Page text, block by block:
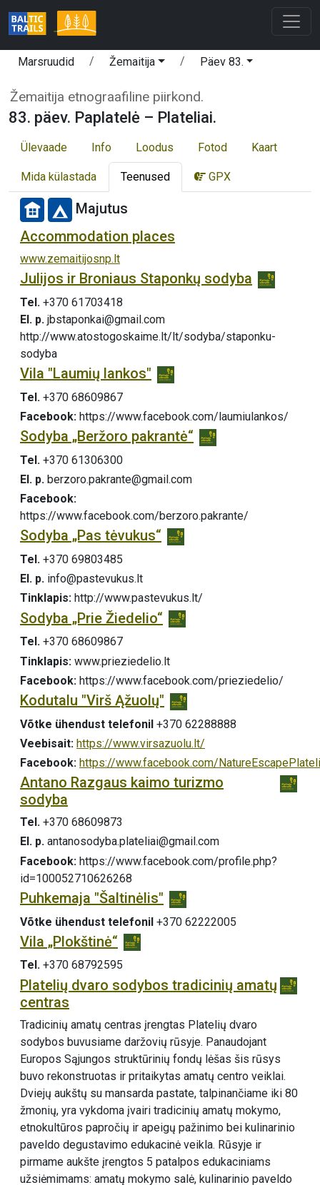
Marsruudid Žemaitija Päev 83.
Žemaitija etnograafiline piirkond.
83. päev. Paplatelė – Plateliai.
Ülevaade Info Loodus Fotod Kaart
Mida külastada Teenused GPX
Majutus
Accommodation places
www.zemaitijosnp.lt
Julijos ir Broniaus Staponkų sodyba
Tel. +370 61703418
El. p. jbstaponkai@gmail.com
http://www.atostogoskaime.lt/lt/sodyba/staponku-
sodyba
Vila "Laumių lankos"
Tel. +370 68609867
Facebook: https://www.facebook.com/laumiulankos/
Sodyba „Beržoro pakrantė“
Tel. +370 61306300
El. p. berzoro.pakrante@gmail.com
Facebook:
https://www.facebook.com/berzoro.pakrante/
Sodyba „Pas tėvukus“
Tel. +370 69803485
El. p. info@pastevukus.lt
Tinklapis: http://www.pastevukus.lt/
Sodyba „Prie Žiedelio“
Tel. +370 68609867
Tinklapis: www.prieziedelio.lt
Facebook: https://www.facebook.com/prieziedelio/
Kodutalu "Virš Ąžuolų"
Võtke ühendust telefonil +370 62288888
Veebisait: https://www.virsazuolu.lt/
Facebook: https://www.facebook.com/
Antano Razgaus kaimo turizmo
sodyba
Tel. +370 68609873
El. p. antanosodyba.plateliai@gmail.com
Facebook: https://www.facebook.com/profile.php?
id=100052710626268
Puhkemaja "Šaltinėlis"
Võtke ühendust telefonil +370 62222005
Vila „Plokštinė“
Tel. +370 68792595
Platelių dvaro sodybos tradicinių amatų
centras
Tradicinių amatų centras įrengtas Platelių dvaro
sodybos buvusiame daržovių rūsyje. Panaudojant
Europos Sąjungos struktūrinių fondų lėšas šis rūsys
buvo rekonstruotas ir pritaikytas amatų centro veiklai.
Dviejų aukštų su mansarda pastate, talpinančiame iki 80
žmonių, yra vykdoma įvairi tradicinių amatų mokymo,
etnokultūros papročių ir apeigų pažinimo bei kulinarinio
paveldo degustavimo edukacinė veikla. Rūsyje ir
pirmame aukšte įrengtos 5 patalpos edukaciniams
užsiėmimams: amatų mokymo salė, kulinarinio paveldo